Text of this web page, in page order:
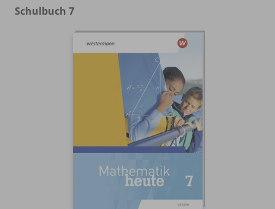
Schulbuch 7